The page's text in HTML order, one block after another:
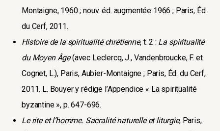
Montaigne, 1960 ; nouv. éd. augmentée 1966 ; Paris, Éd.
du Cerf, 2011.
Histoire de la spiritualité chrétienne, t. 2 : La spiritualité
du Moyen Âge(avec Leclercq, J., Vandenbroucke, F. et
Cognet, L.), Paris, Aubier-Montaigne ; Paris, Éd. du Cerf,
2011. L. Bouyer y rédige l’Appendice « La spiritualité
byzantine », p. 647-696.
Le rite et l’homme. Sacralité naturelle et liturgie, Paris,